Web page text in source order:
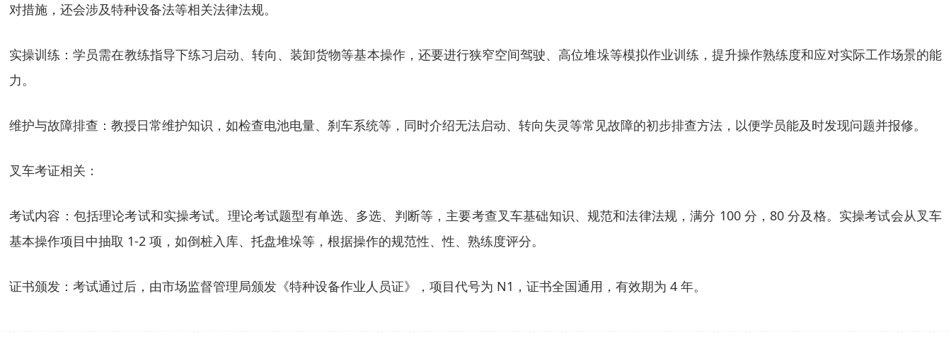
对措施，还会涉及特种设备法等相关法律法规。
实操训练：学员需在教练指导下练习启动、转向、装卸货物等基本操作，还要进行狭窄空间驾驶、高位堆垛等模拟作业训练，提升操作熟练度和应对实际工作场景的能
力。
维护与故障排查：教授日常维护知识，如检查电池电量、刹车系统等，同时介绍无法启动、转向失灵等常见故障的初步排查方法，以便学员能及时发现问题并报修。
叉车考证相关：
考试内容：包括理论考试和实操考试。理论考试题型有单选、多选、判断等，主要考查叉车基础知识、规范和法律法规，满分 100 分，80 分及格。实操考试会从叉车
基本操作项目中抽取 1-2 项，如倒桩入库、托盘堆垛等，根据操作的规范性、性、熟练度评分。
证书颁发：考试通过后，由市场监督管理局颁发《特种设备作业人员证》，项目代号为 N1，证书全国通用，有效期为 4 年。